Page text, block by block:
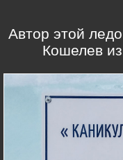
Автор этой
Кошелев